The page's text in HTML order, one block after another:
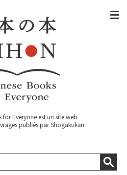
for Everyone est un site web
publiés par Shogakukan